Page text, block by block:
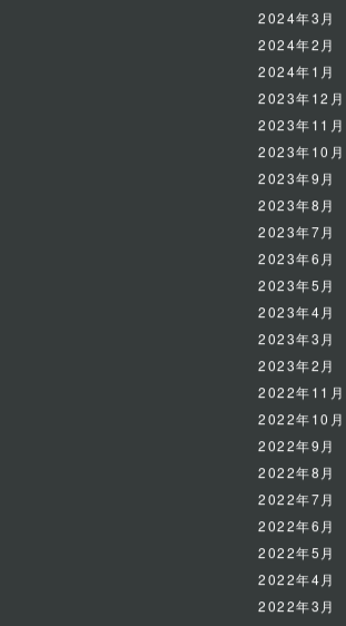
2024年4月
2024年3月
2024年2月
2024年1月
2023年12月
2023年11月
2023年10月
2023年9月
2023年8月
2023年7月
2023年6月
2023年5月
2023年4月
2023年3月
2023年2月
2022年11月
2022年10月
2022年9月
2022年8月
2022年7月
2022年6月
2022年5月
2022年4月